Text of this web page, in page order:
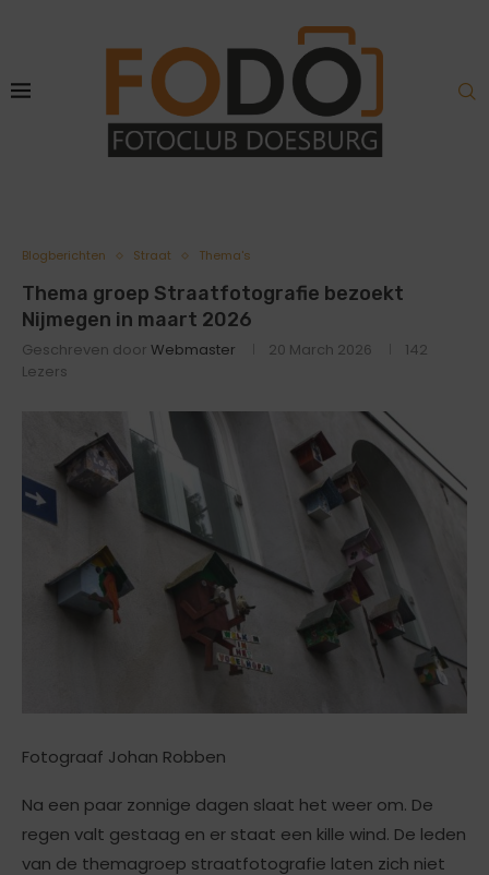
Blogberichten Straat Thema's
Thema groep Straatfotografie bezoekt
Nijmegen in maart 2026
Geschreven door Webmaster 20 March 2026
142
Lezers
Fotograaf Johan Robben
Na een paar zonnige dagen slaat het weer om. De
regen valt gestaag en er staat een kille wind. De leden
van de themagroep straatfotografie laten zich niet